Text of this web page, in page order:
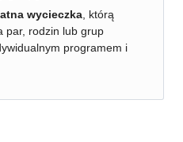
wycieczka , którą
par, rodzin lub grup
programem i